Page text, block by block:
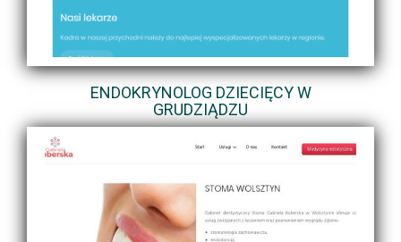
ENDOKRYNOLOG DZIECIĘCY W
GRUDZIĄDZU